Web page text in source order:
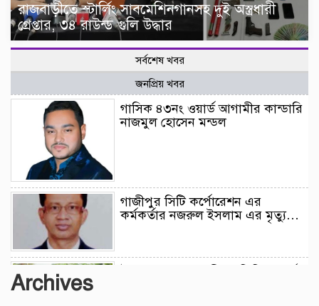
রাজবাড়ীতে স্টার্লিং সাবমেশিনগানসহ দুই অস্ত্রধারী
গ্রেপ্তার, ৩৪ রাউন্ড গুলি উদ্ধার
সর্বশেষ খবর
জনপ্রিয় খবর
গাসিক ৪৩নং ওয়ার্ড আগামীর কান্ডারি
নাজমুল হোসেন মন্ডল
গাজীপুর সিটি কর্পোরেশন এর
কর্মকর্তার নজরুল ইসলাম এর মৃত্যু…
Archives